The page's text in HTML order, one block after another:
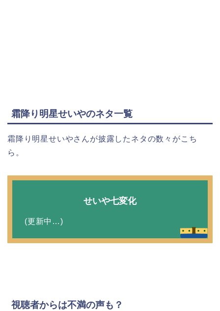
霜降り明星せいやのネタ一覧
霜降り明星せいやさんが披露したネタの数々がこち
ら。
せいや七変化
(更新中…)
視聴者からは不満の声も？